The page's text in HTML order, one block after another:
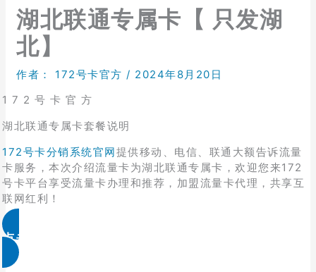
湖北联通专属卡【 只发湖
北】
作者： 172号卡官方 / 2024年8月20日
1 7 2 号 卡 官 方
湖北联通专属卡套餐说明
172号卡分销系统官网提供移动、电信、联通大额告诉流量
卡服务，本次介绍流量卡为湖北联通专属卡，欢迎您来172
号卡平台享受流量卡办理和推荐，加盟流量卡代理，共享互
联网红利！
点击免费领取